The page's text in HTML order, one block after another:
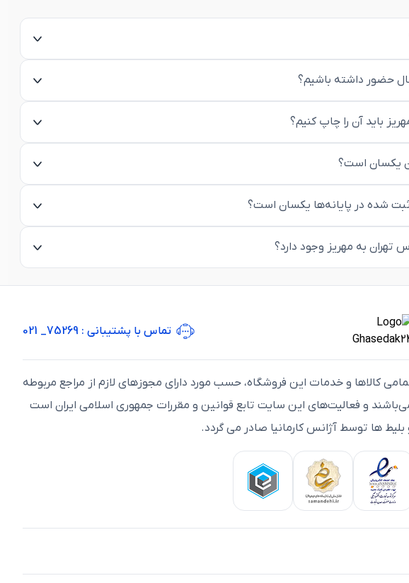
حضور داشته باشیم؟
باید آن را چاپ کنیم؟
یکسان است؟
شده در پایانه‌ها یکسان است؟
تماس با پشتیبانی : 75269_ 021
كالاها و خدمات اين فروشگاه، حسب مورد دارای مجوزهای لازم از مراجع مربوطه
و فعاليت‌های اين سايت تابع قوانين و مقررات جمهوری اسلامی ايران است
بلیط ها توسط آژانس کارمانیا صادر می گردد.